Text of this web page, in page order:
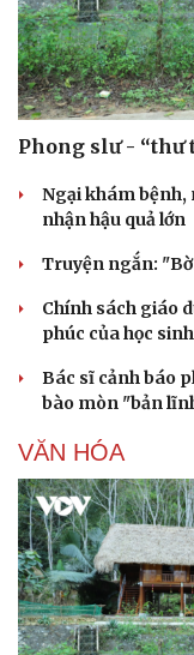
Phong slư - “thư
Ngại khám bệnh,
nhận hậu quả lớn
Truyện ngắn:
Chính sách giáo
phúc của học sinh
Bác sĩ cảnh báo
bào mòn "bản
VĂN HÓA